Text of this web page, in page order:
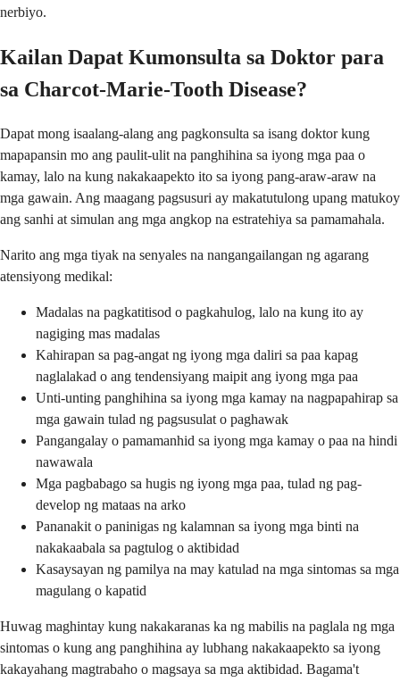
nerbiyo.
Kailan Dapat Kumonsulta sa Doktor para
sa Charcot-Marie-Tooth Disease?
Dapat mong isaalang-alang ang pagkonsulta sa isang doktor kung
mapapansin mo ang paulit-ulit na panghihina sa iyong mga paa o
kamay, lalo na kung nakakaapekto ito sa iyong pang-araw-araw na
mga gawain. Ang maagang pagsusuri ay makatutulong upang matukoy
ang sanhi at simulan ang mga angkop na estratehiya sa pamamahala.
Narito ang mga tiyak na senyales na nangangailangan ng agarang
atensiyong medikal:
Madalas na pagkatitisod o pagkahulog, lalo na kung ito ay
nagiging mas madalas
Kahirapan sa pag-angat ng iyong mga daliri sa paa kapag
naglalakad o ang tendensiyang maipit ang iyong mga paa
Unti-unting panghihina sa iyong mga kamay na nagpapahirap sa
mga gawain tulad ng pagsusulat o paghawak
Pangangalay o pamamanhid sa iyong mga kamay o paa na hindi
nawawala
Mga pagbabago sa hugis ng iyong mga paa, tulad ng pag-
develop ng mataas na arko
Pananakit o paninigas ng kalamnan sa iyong mga binti na
nakakaabala sa pagtulog o aktibidad
Kasaysayan ng pamilya na may katulad na mga sintomas sa mga
magulang o kapatid
Huwag maghintay kung nakakaranas ka ng mabilis na paglala ng mga
sintomas o kung ang panghihina ay lubhang nakakaapekto sa iyong
kakayahang magtrabaho o magsaya sa mga aktibidad. Bagama't